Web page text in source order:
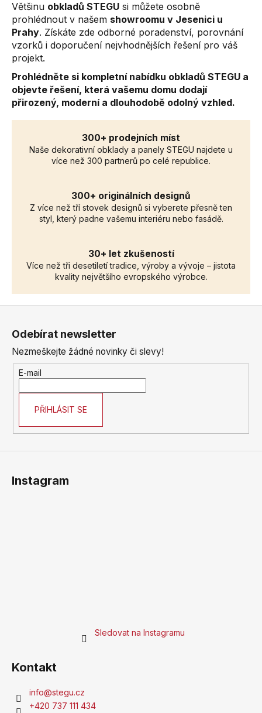
Většinu obkladů STEGU si můžete osobně
prohlédnout v našem showroomu v Jesenici u
Prahy. Získáte zde odborné poradenství, porovnání
vzorků i doporučení nejvhodnějších řešení pro váš
projekt.
Prohlédněte si kompletní nabídku obkladů STEGU a
objevte řešení, která vašemu domu dodají
přirozený, moderní a dlouhodobě odolný vzhled.
300+ prodejních míst
Naše dekorativní obklady a panely STEGU najdete u
více než 300 partnerů po celé republice.
300+ originálních designů
Z více než tří stovek designů si vyberete přesně ten
styl, který padne vašemu interiéru nebo fasádě.
30+ let zkušeností
Více než tři desetiletí tradice, výroby a vývoje – jistota
kvality největšího evropského výrobce.
Odebírat newsletter
Nezmeškejte žádné novinky či slevy!
E-mail
PŘIHLÁSIT SE
Instagram
Sledovat na Instagramu
Kontakt
info@stegu.cz
+420 737 111 434